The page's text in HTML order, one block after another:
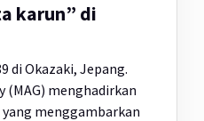
karun” di
di Okazaki, Jepang.
(MAG) menghadirkan
menggambarkan